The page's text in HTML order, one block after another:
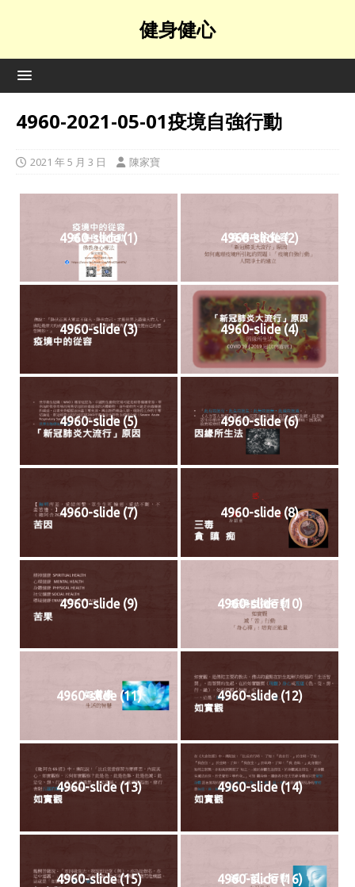
健身健心
4960-2021-05-01疫境自強行動
2021 年 5 月 3 日 陳家寶
4960-slide (1) 4960-slide (2)
4960-slide (3) 4960-slide (4)
4960-slide (5) 4960-slide (6)
4960-slide (7) 4960-slide (8)
4960-slide (9) 4960-slide (10)
4960-slide (11) 4960-slide (12)
4960-slide (13) 4960-slide (14)
4960-slide (15) 4960-slide (16)